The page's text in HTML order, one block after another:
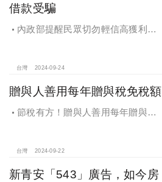
借款受騙
內政部提醒民眾切勿輕信高獲利投
台灣 2024-09-24
贈與人善用每年贈與稅免稅額
節稅有方！贈與人善用每年贈與稅
台灣 2024-09-22
新青安「543」廣告，如今房